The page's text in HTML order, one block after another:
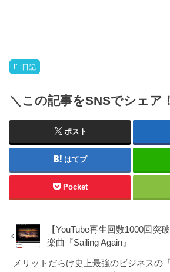
日記
＼この記事をSNSでシェア
ポスト
はてブ
Pocket
【YouTube再生回数1000回突
楽曲『Sailing Again』
メリットだらけ史上最強のビジネスの